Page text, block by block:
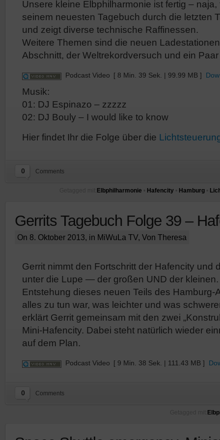
Unsere kleine Elbphilharmonie ist fertig – naja,
seinem neuesten Tagebuch durch die letzten
und zeigt diverse technische Raffinessen.
Weitere Themen sind die neuen
Abschnitt, der Weltrekordversuch und ein
Podcast Video [ 8 Min. 39 Sek. | 99.99 MB ]
Musik:
01: DJ Espinazo – zzzzz
02: DJ Bouly – I would like to know
Hier findet Ihr die Folge über die
0 Comments
Elbphilharmonie Hafencity Hamburg
Gerrits Tagebuch Folge 39 –
On 8. Oktober 2013, in MiWuLa TV, Von Theresa
Gerrit nimmt den Fortschritt der Hafencity und
unter die Lupe — der großen UND der
Entstehung dieses neuen Teils des Hamburg-
alles zu tun war, was leichter und was
erklärt Gerrit gemeinsam mit den zwei
Mini-Hafencity. Dabei steht natürlich wieder
auf dem Plan.
Podcast Video [ 9 Min. 38 Sek. | 111.43 MB ]
0 Comments